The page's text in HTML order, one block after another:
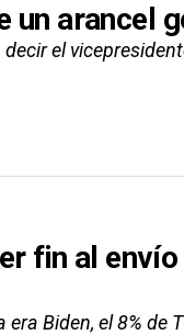
arancel
el
fin al
Biden, el 8% de